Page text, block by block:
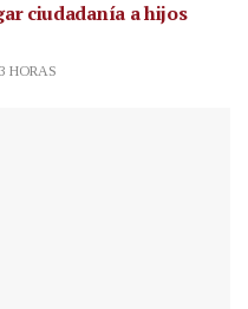
ciudadanía a hijos
HORAS